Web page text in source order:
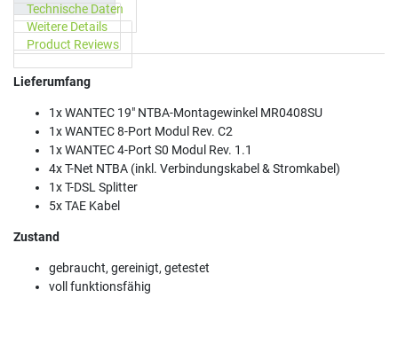
Technische Daten
Weitere Details
Product Reviews
Lieferumfang
1x WANTEC 19" NTBA-Montagewinkel MR0408SU
1x WANTEC 8-Port Modul Rev. C2
1x WANTEC 4-Port S0 Modul Rev. 1.1
4x T-Net NTBA (inkl. Verbindungskabel & Stromkabel)
1x T-DSL Splitter
5x TAE Kabel
Zustand
gebraucht, gereinigt, getestet
voll funktionsfähig